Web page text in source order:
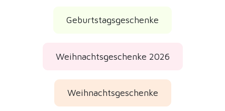
Geburtstagsgeschenke
Weihnachtsgeschenke 2026
Weihnachtsgeschenke